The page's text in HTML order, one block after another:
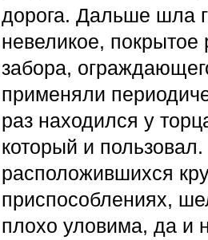
дорога. Дальше шла
невеликое,
забора,
применяли
раз находился у
который и
расположившихся
приспособлениях,
плохо уловима, да и